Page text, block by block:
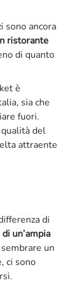
sono ancora
ristorante
di quanto
è
sia che
fuori.
del
attraente
di
un’ampia
un
ci sono